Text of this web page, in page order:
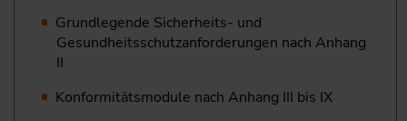
Grundlegende Sicherheits- und
Gesundheitsschutz­anforderungen nach Anhang
II
Konformitätsmodule nach Anhang III bis IX